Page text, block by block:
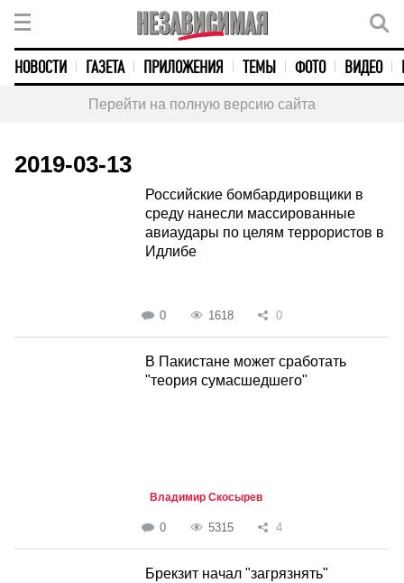
НОВОСТИ ГАЗЕТА ПРИЛОЖЕНИЯ ТЕМЫ ФОТО ВИДЕО
Перейти на полную версию сайта
2019-03-13
Российские бомбардировщики в
среду нанесли массированные
авиаудары по целям террористов в
Идлибе
0 1618 0
В Пакистане может сработать
"теория сумасшедшего"
Владимир Скосырев
0 5315 4
Брекзит начал "загрязнять"